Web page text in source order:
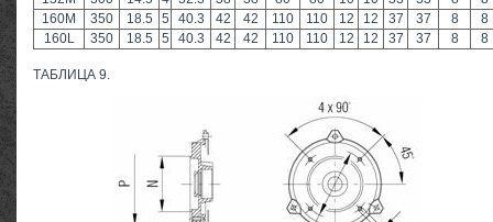
160M
350 18.5 5 40.3 42 42 110 110 12 12 37 37 8
8
160L
350 18.5 5 40.3 42 42 110 110 12 12 37 37 8 8
ТАБЛИЦА 9.